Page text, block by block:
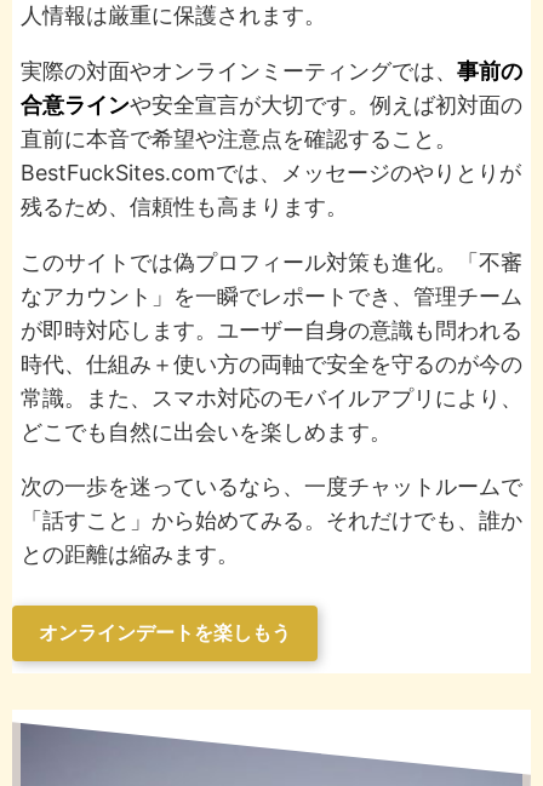
人情報は厳重に保護されます。
実際の対面やオンラインミーティングでは、 事前の
合意ラインや安全宣言が大切です。例えば初対面の
直前に本音で希望や注意点を確認すること。
BestFuckSites.comでは、メッセージのやりとりが
残るため、信頼性も高まります。
このサイトでは偽プロフィール対策も進化。「不審
なアカウント」を一瞬でレポートでき、管理チーム
が即時対応します。ユーザー自身の意識も問われる
時代、仕組み＋使い方の両軸で安全を守るのが今の
常識。また、スマホ対応のモバイルアプリにより、
どこでも自然に出会いを楽しめます。
次の一歩を迷っているなら、一度チャットルームで
「話すこと」から始めてみる。それだけでも、誰か
との距離は縮みます。
オンラインデートを楽しもう